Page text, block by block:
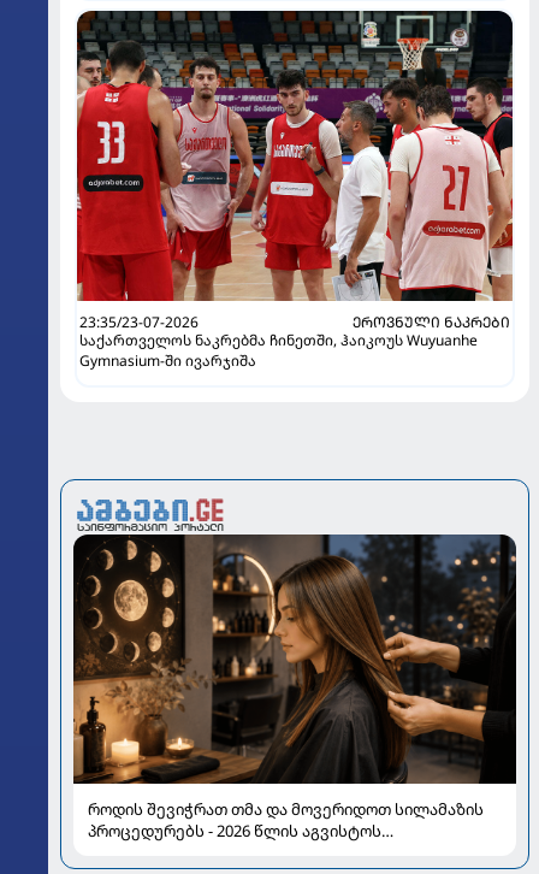
23:35/23-07-2026
ᲔᲠᲝᲕᲜᲣᲚᲘ ᲜᲐᲙᲠᲔᲑᲘ
საქართველოს ნაკრებმა ჩინეთში, ჰაიკოუს Wuyuanhe
Gymnasium-ში ივარჯიშა
როდის შევიჭრათ თმა და მოვერიდოთ სილამაზის
პროცედურებს - 2026 წლის აგვისტოს